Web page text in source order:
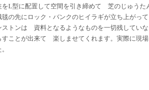
をL型に配置して空間を引き締めて 芝のじゅう
の先にロック・バンクのヒイラギが立ち上がっ
ストンは 資料となるようなものを一切残してい
すことが出来て 楽しませてくれます。実際に現